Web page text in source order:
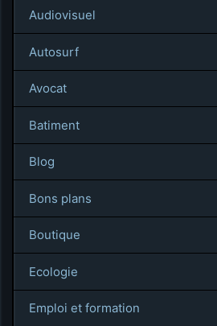
Audiovisuel
Autosurf
Avocat
Batiment
Blog
Bons plans
Boutique
Ecologie
Emploi et formation